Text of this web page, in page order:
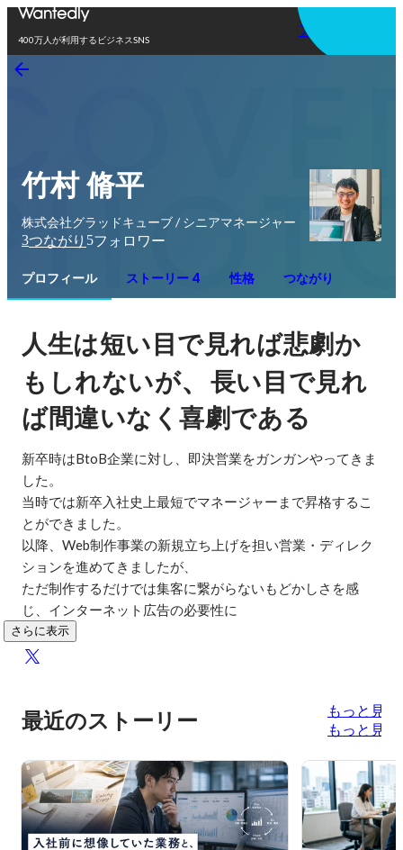
400万人が利用するビジネスSNS
アプリを使う
竹村 脩平
株式会社グラッドキューブ / シニアマネージャー
3つながり 5フォロワー
プロフィール ストーリー 4 性格 つながり
人生は短い目で見れば悲劇か
もしれないが、 長い目で見れ
ば間違いなく喜劇である
新卒時はBtoB企業に対し、即決営業をガンガンやってきま
した。
当時では新卒入社史上最短でマネージャーまで昇格するこ
とができました。
以降、Web制作事業の新規立ち上げを担い営業・ディレク
ションを進めてきましたが、
ただ制作するだけでは集客に繋がらないもどかしさを感
じ、インターネット広告の必要性に
さらに表示
最近のストーリー
もっと見る
もっと見る